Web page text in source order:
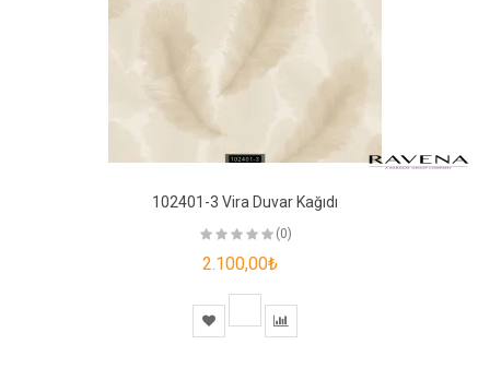
102401-3 Vira Duvar Kağıdı
(0)
2.100,00₺